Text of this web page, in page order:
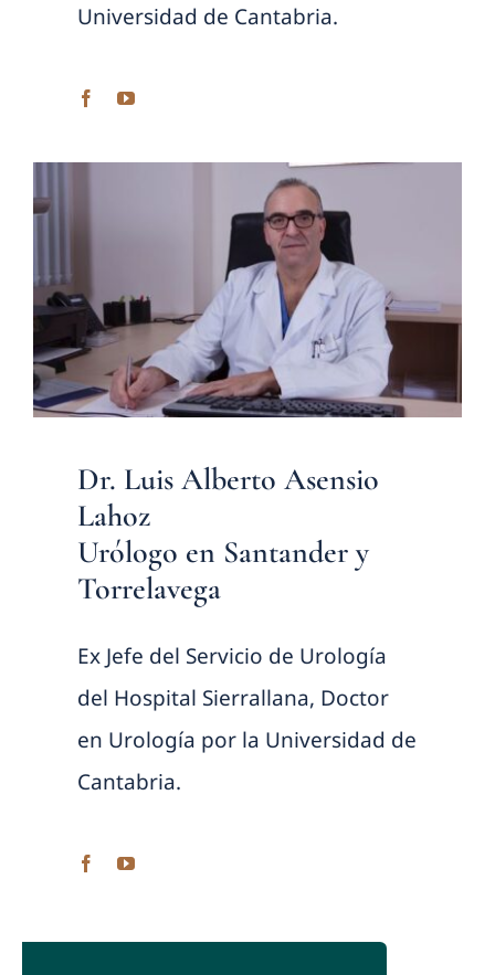
Universidad de Cantabria.
Dr. Luis Alberto Asensio
Lahoz
Urólogo en Santander y
Torrelavega
Ex Jefe del Servicio de Urología
del Hospital Sierrallana, Doctor
en Urología por la Universidad de
Cantabria.